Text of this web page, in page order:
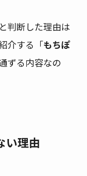
判断した理由は
介する「もちぽ
ずる内容なの
い理由